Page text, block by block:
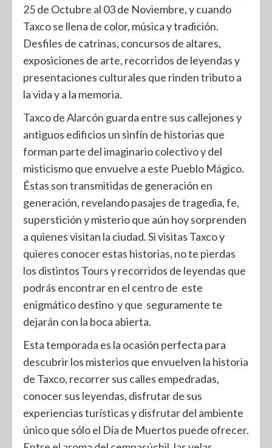
25 de Octubre al 03 de Noviembre, y cuando
Taxco se llena de color, música y tradición.
Desfiles de catrinas, concursos de altares,
exposiciones de arte, recorridos de leyendas y
presentaciones culturales que rinden tributo a
la vida y a la memoria.
Taxco de Alarcón guarda entre sus callejones y
antiguos edificios un sinfín de historias que
forman parte del imaginario colectivo y del
misticismo que envuelve a este Pueblo Mágico.
Éstas son transmitidas de generación en
generación, revelando pasajes de tragedia, fe,
superstición y misterio que aún hoy sorprenden
a quienes visitan la ciudad. Si visitas Taxco y
quieres conocer estas historias, no te pierdas
los distintos Tours y recorridos de leyendas que
podrás encontrar en el centro de este
enigmático destino y que seguramente te
dejarán con la boca abierta.
Esta temporada es la ocasión perfecta para
descubrir los misterios que envuelven la historia
de Taxco, recorrer sus calles empedradas,
conocer sus leyendas, disfrutar de sus
experiencias turísticas y disfrutar del ambiente
único que sólo el Día de Muertos puede ofrecer.